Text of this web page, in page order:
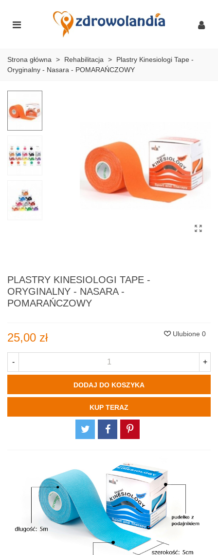
Strona główna > Rehabilitacja >
Plastry Kinesiologi Tape -
Oryginalny - Nasara - POMARAŃCZOWY
PLASTRY KINESIOLOGI TAPE -
ORYGINALNY - NASARA -
POMARAŃCZOWY
25,00 zł Ulubione 0
- +
DODAJ DO KOSZYKA
KUP TERAZ